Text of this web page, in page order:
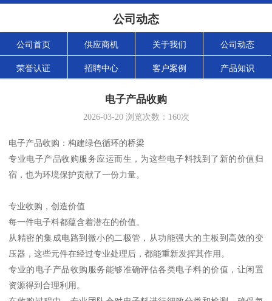
公司动态
公司首页 供应商机 关于我们 公司动态
荣誉认证 招聘中心 客户案例 产品知识
电子产品收购
2026-03-20浏览次数： 160次
电子产品收购：构建绿色循环的桥梁
专业电子产品收购服务应运而生，为这些电子料找到了新的价值归
宿，也为环境保护贡献了一份力量。